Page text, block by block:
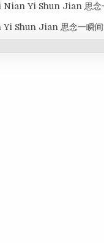
Nian Yi Shun Jian 思念
Yi Shun Jian 思念一瞬间